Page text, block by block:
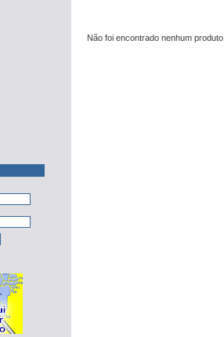
Não foi encontrado nenhum produto